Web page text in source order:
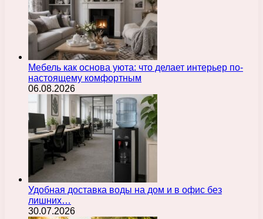
Мебель как основа уюта: что делает интерьер по-
настоящему комфортным
06.08.2026
Удобная доставка воды на дом и в офис без
лишних…
30.07.2026